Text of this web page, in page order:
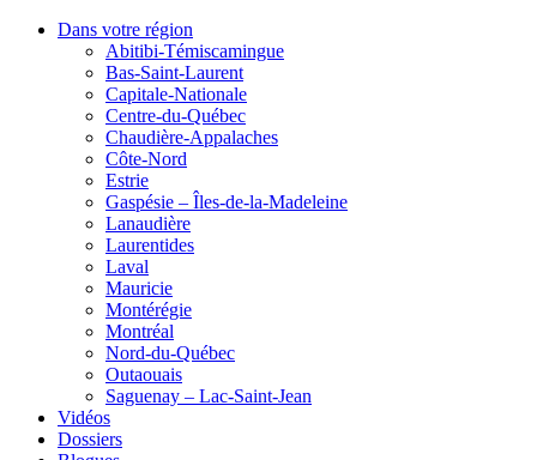
Dans votre région
Abitibi-Témiscamingue
Bas-Saint-Laurent
Capitale-Nationale
Centre-du-Québec
Chaudière-Appalaches
Côte-Nord
Estrie
Gaspésie – Îles-de-la-Madeleine
Lanaudière
Laurentides
Laval
Mauricie
Montérégie
Montréal
Nord-du-Québec
Outaouais
Saguenay – Lac-Saint-Jean
Vidéos
Dossiers